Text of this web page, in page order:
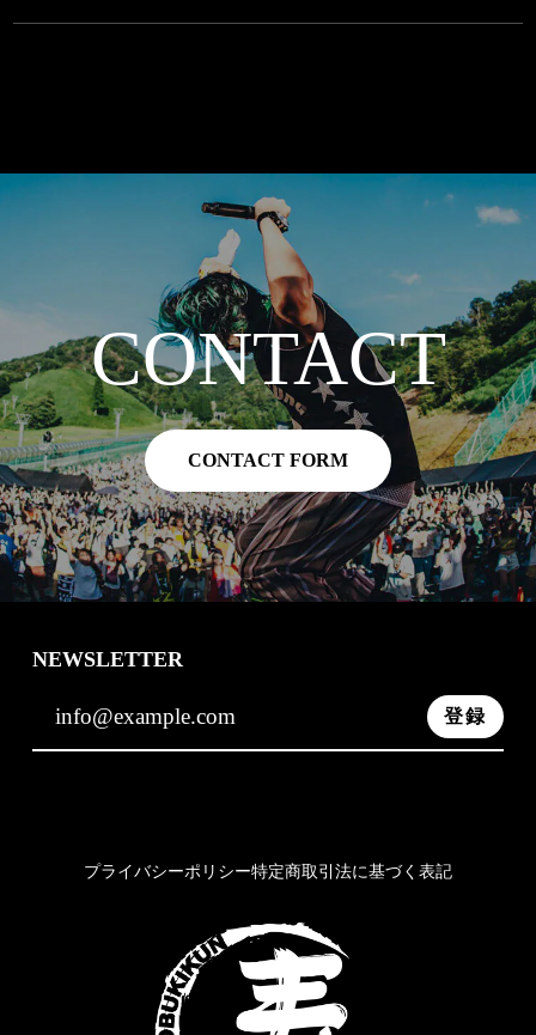
CONTACT
CONTACT FORM
NEWSLETTER
登録
プライバシーポリシー特定商取引法に基づく表記